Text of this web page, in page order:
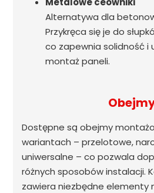
Alternatywa dla
Przykręca się je do
co zapewnia solidność i
montaż paneli.
Dostępne są obejmy
wariantach – przelotowe,
uniwersalne – co pozwala
różnych sposobów instalacji.
zawiera niezbędne elementy